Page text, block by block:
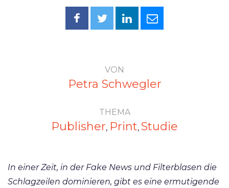
VON
Petra Schwegler
THEMA
Publisher, Print, Studie
In einer Zeit, in der Fake News und Filterblasen die
Schlagzeilen dominieren, gibt es eine ermutigende